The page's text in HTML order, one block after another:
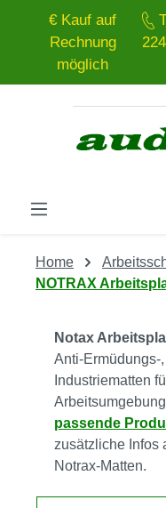
Zum Hauptinhalt
€ Kauf auf
Rechnung
möglich
Home
NOTRAX
Notax
Anti-Ermüdungs-
Industriematten
passende
zusätzliche Infos
Notrax‑Matten.